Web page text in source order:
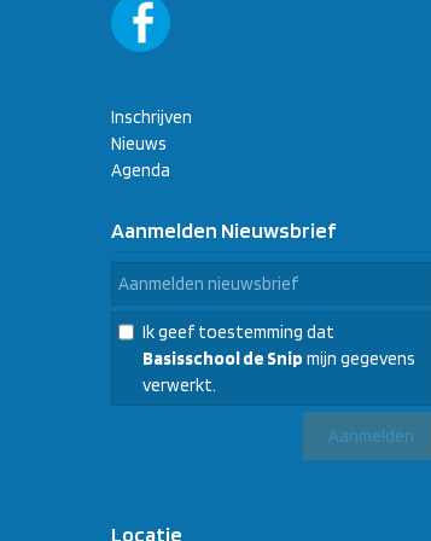
Inschrijven
Nieuws
Agenda
Aanmelden Nieuwsbrief
Ik geef toestemming dat
Basisschool de Snip mijn gegevens
verwerkt.
Locatie